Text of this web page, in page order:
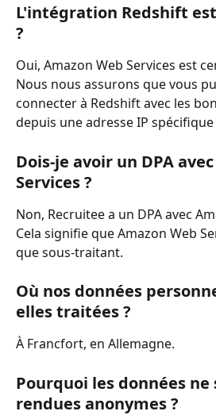
L'intégration Redshift
?
Oui, Amazon Web Services est
Nous nous assurons que vous
connecter à Redshift avec les
depuis une adresse IP
Dois-je avoir un DPA
Services ?
Non, Recruitee a un DPA avec
Cela signifie que Amazon Web
que sous-traitant.
Où nos données
elles traitées ?
À Francfort, en Allemagne.
Pourquoi les données ne
rendues anonymes ?